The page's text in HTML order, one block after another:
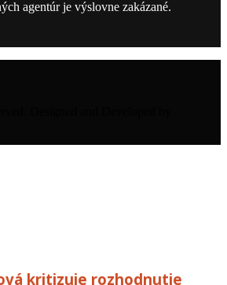
agentúr je výslovne zakázané.
kritizuje rozhodnutie